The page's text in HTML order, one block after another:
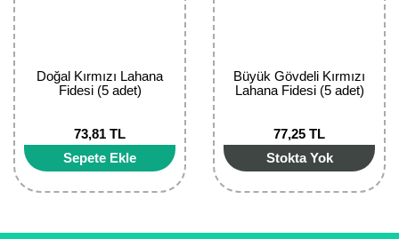
Doğal Kırmızı Lahana
Fidesi (5 adet)
73,81 TL
Sepete Ekle
Büyük Gövdeli Kırmızı
Lahana Fidesi (5 adet)
77,25 TL
Stokta Yok